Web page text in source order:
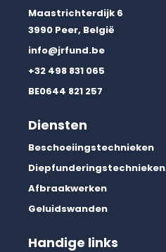
Maastrichterdijk 6
3990 Peer, België
info@jrfund.be
+32 498 831 065
BE0644 821 257
Diensten
Beschoeiingstechnieken
Diepfunderingstechnieken
Afbraakwerken
Geluidswanden
Handige links